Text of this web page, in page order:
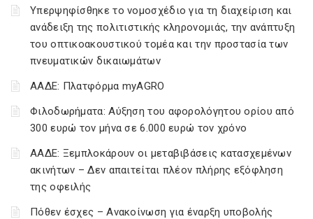
Υπερψηφίσθηκε το νομοσχέδιο για τη διαχείριση και
ανάδειξη της πολιτιστικής κληρονομιάς, την ανάπτυξη
του οπτικοακουστικού τομέα και την προστασία των
πνευματικών δικαιωμάτων
ΑΑΔΕ: Πλατφόρμα myAGRO
Φιλοδωρήματα: Αύξηση του αφορολόγητου ορίου από
300 ευρώ τον μήνα σε 6.000 ευρώ τον χρόνο
ΑΑΔΕ: Ξεμπλοκάρουν οι μεταβιβάσεις κατασχεμένων
ακινήτων – Δεν απαιτείται πλέον πλήρης εξόφληση
της οφειλής
Πόθεν έσχες – Ανακοίνωση για έναρξη υποβολής